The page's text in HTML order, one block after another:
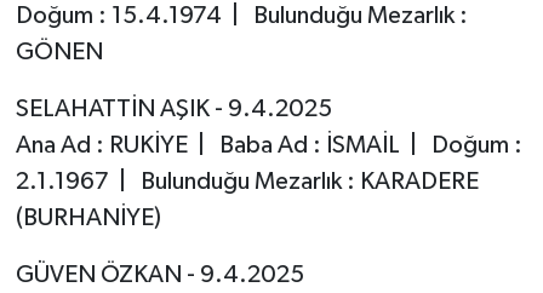
Doğum : 15.4.1974 | Bulunduğu Mezarlık :
GÖNEN
SELAHATTİN AŞIK - 9.4.2025
Ana Ad : RUKİYE | Baba Ad : İSMAİL | Doğum :
2.1.1967 | Bulunduğu Mezarlık : KARADERE
(BURHANİYE)
GÜVEN ÖZKAN - 9.4.2025